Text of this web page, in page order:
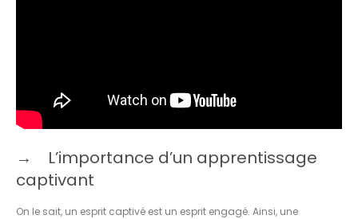
L’importance d’un apprentissage
captivant
On le sait, un esprit captivé est un esprit engagé. Ainsi, une